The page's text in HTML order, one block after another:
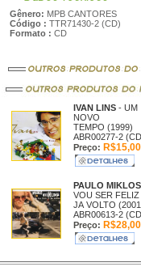
Gênero: MPB CANTORES
Código : TTR71430-2 (CD)
Formato : CD
IVAN LINS - UM
NOVO
TEMPO (1999)
ABR00277-2
Preço: R$15,00
PAULO
VOU SER FELIZ
JA VOLTO
ABR00613-2
Preço: R$28,00